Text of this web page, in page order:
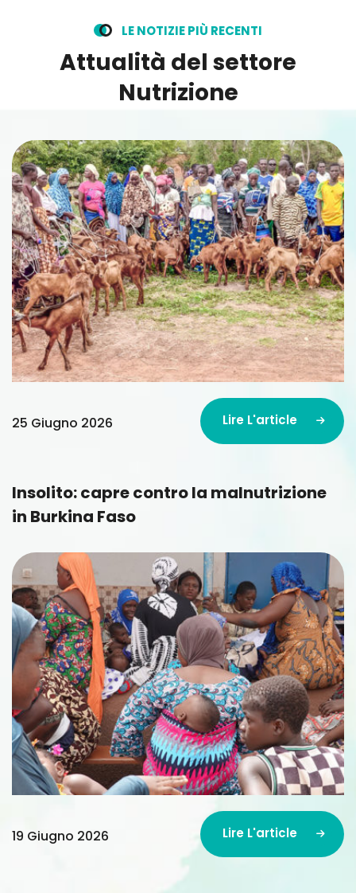
LENOTIZIEPIÙ RECENTI
Attualità del settore
Nutrizione
25 Giugno 2026
Lire L'article
Lire L'article
Insolito: capre contro la malnutrizione
in Burkina Faso
19 Giugno 2026
Lire L'article
Lire L'article